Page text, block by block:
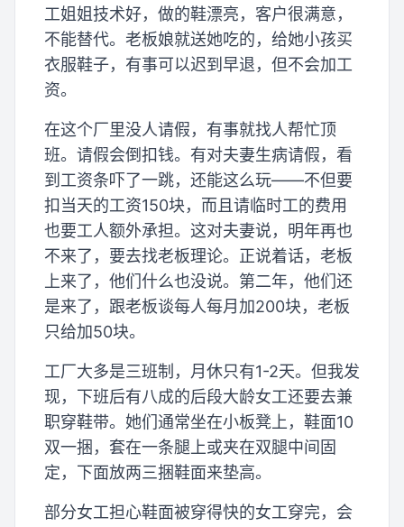
工姐姐技术好，做的鞋漂亮，客户很满意，
不能替代。老板娘就送她吃的，给她小孩买
衣服鞋子，有事可以迟到早退，但不会加工
资。
在这个厂里没人请假，有事就找人帮忙顶
班。请假会倒扣钱。有对夫妻生病请假，看
到工资条吓了一跳，还能这么玩——不但要
扣当天的工资150块，而且请临时工的费用
也要工人额外承担。这对夫妻说，明年再也
不来了，要去找老板理论。正说着话，老板
上来了，他们什么也没说。第二年，他们还
是来了，跟老板谈每人每月加200块，老板
只给加50块。
工厂大多是三班制，月休只有1-2天。但我发
现，下班后有八成的后段大龄女工还要去兼
职穿鞋带。她们通常坐在小板凳上，鞋面10
双一捆，套在一条腿上或夹在双腿中间固
定，下面放两三捆鞋面来垫高。
部分女工担心鞋面被穿得快的女工穿完，会